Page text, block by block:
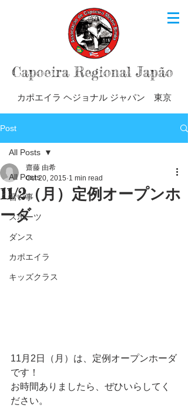
Capoeira Regional Japão
カポエイラ ヘジョナル ジャパン 東京
Post
All Posts
習い事
スポーツ
ダンス
カポエイラ
キッズクラス
All Posts
11/2（月）定例オープンホ
ーダ
齋藤 由希
Oct 20, 2015 1 min read
11月2日（月）は、定例オープンホーダ
です！
お時間ありましたら、ぜひいらしてく
ださい。